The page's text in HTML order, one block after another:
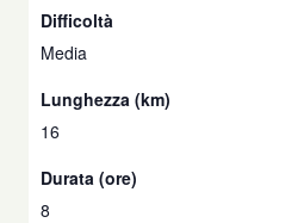
Difficoltà
Media
Lunghezza (km)
16
Durata (ore)
8